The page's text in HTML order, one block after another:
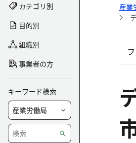
カテゴリ別
目的別
組織別
事業者の方
キーワード検索
産業